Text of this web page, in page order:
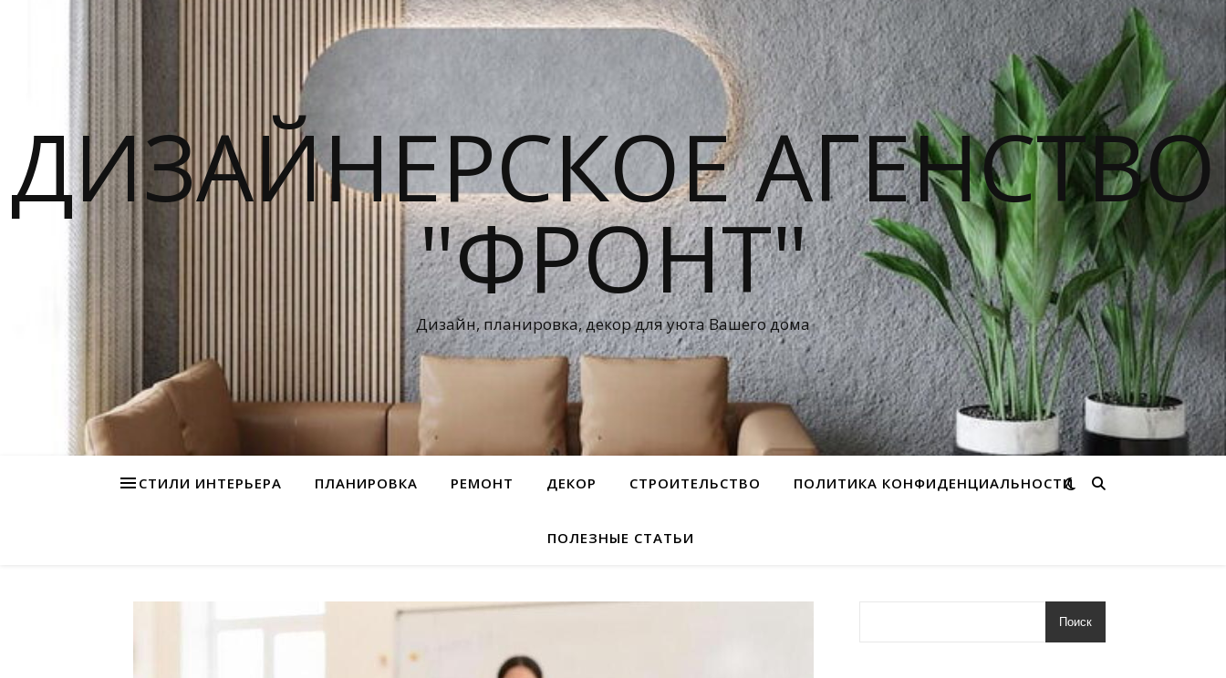
ДИЗАЙНЕРСКОЕ АГЕНСТВО
"ФРОНТ"
Дизайн, планировка, декор для уюта Вашего дома
СТИЛИ ИНТЕРЬЕРА ПЛАНИРОВКА РЕМОНТ ДЕКОР СТРОИТЕЛЬСТВО ПОЛИТИКА КОНФИДЕНЦИАЛЬНОСТИ
ПОЛЕЗНЫЕ СТАТЬИ
Поиск